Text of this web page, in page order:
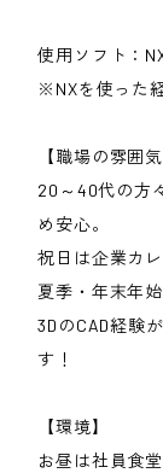
使用ソフト：
※NXを使った
【職場の雰囲気
20～40代の方
め安心。
祝日は企業カ
夏季・年末年
3DのCAD経験
す！
【環境】
お昼は社員食堂